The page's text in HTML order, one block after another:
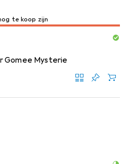
te koop zijn
Gomee Mysterie